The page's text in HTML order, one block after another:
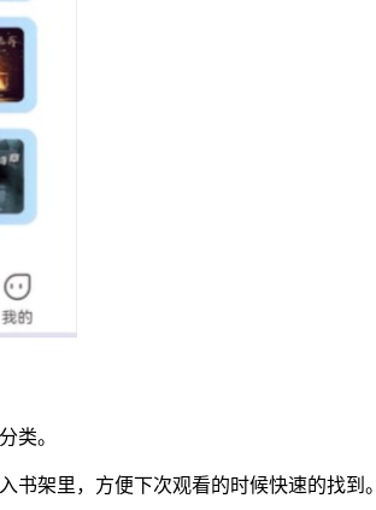
类。
书架里，方便下次观看的时候快速的找到。